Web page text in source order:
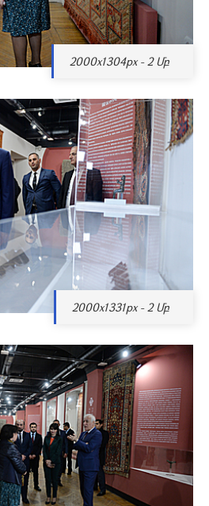
2000x1304px - 2 Մբ
2000x1331px - 2 Մբ